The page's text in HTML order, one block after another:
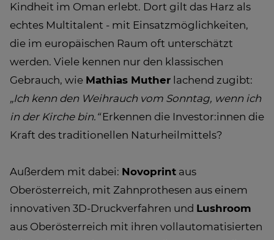
Kindheit im Oman erlebt. Dort gilt das Harz als
echtes Multitalent - mit Einsatzmöglichkeiten,
die im europäischen Raum oft unterschätzt
werden. Viele kennen nur den klassischen
Gebrauch, wie Mathias Muther lachend zugibt:
„Ich kenn den Weihrauch vom Sonntag, wenn ich
in der Kirche bin.“Erkennen die Investor:innen die
Kraft des traditionellen Naturheilmittels?
Außerdem mit dabei: Novoprint aus
Oberösterreich, mit Zahnprothesen aus einem
innovativen 3D-Druckverfahren und Lushroom
aus Oberösterreich mit ihren vollautomatisierten